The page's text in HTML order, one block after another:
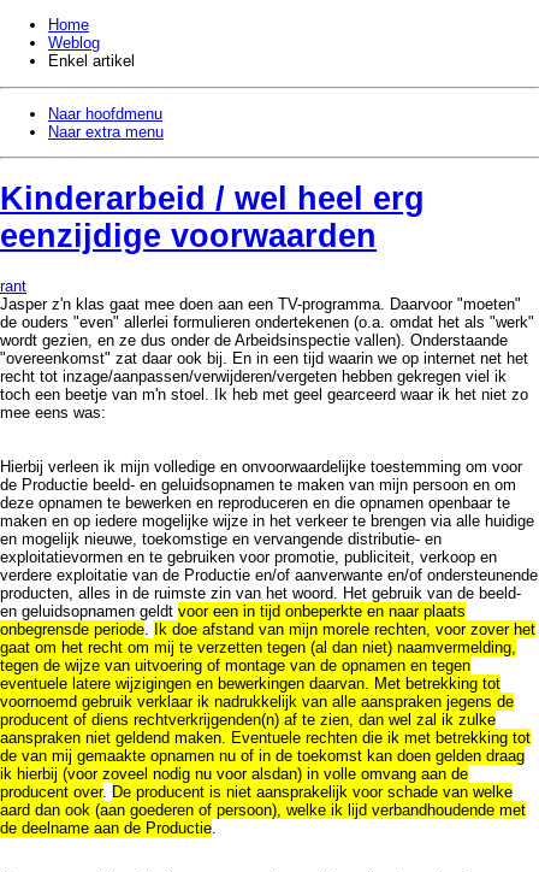
Home
Weblog
Enkel artikel
Naar hoofdmenu
Naar extra menu
Kinderarbeid / wel heel erg
eenzijdige voorwaarden
rant
Jasper z'n klas gaat mee doen aan een TV-programma. Daarvoor "moeten"
de ouders "even" allerlei formulieren ondertekenen (o.a. omdat het als "werk"
wordt gezien, en ze dus onder de Arbeidsinspectie vallen). Onderstaande
"overeenkomst" zat daar ook bij. En in een tijd waarin we op internet net het
recht tot inzage/aanpassen/verwijderen/vergeten hebben gekregen viel ik
toch een beetje van m'n stoel. Ik heb met geel gearceerd waar ik het niet zo
mee eens was:
Hierbij verleen ik mijn volledige en onvoorwaardelijke toestemming om voor
de Productie beeld- en geluidsopnamen te maken van mijn persoon en om
deze opnamen te bewerken en reproduceren en die opnamen openbaar te
maken en op iedere mogelijke wijze in het verkeer te brengen via alle huidige
en mogelijk nieuwe, toekomstige en vervangende distributie- en
exploitatievormen en te gebruiken voor promotie, publiciteit, verkoop en
verdere exploitatie van de Productie en/of aanverwante en/of ondersteunende
producten, alles in de ruimste zin van het woord. Het gebruik van de beeld-
en geluidsopnamen geldt voor een in tijd onbeperkte en naar plaats
onbegrensde periode.
Ik doe afstand van mijn morele rechten, voor zover het
gaat om het recht om mij te verzetten tegen (al dan niet) naamvermelding,
tegen de wijze van uitvoering of montage van de opnamen en tegen
eventuele latere wijzigingen en bewerkingen daarvan. Met betrekking tot
voornoemd gebruik verklaar ik nadrukkelijk van alle aanspraken jegens de
producent of diens rechtverkrijgenden(n) af te zien, dan wel zal ik zulke
aanspraken niet geldend maken. Eventuele rechten die ik met betrekking tot
de van mij gemaakte opnamen nu of in de toekomst kan doen gelden draag
ik hierbij (voor zoveel nodig nu voor alsdan) in volle omvang aan de
producent over. De producent is niet aansprakelijk voor schade van welke
aard dan ook (aan goederen of persoon), welke ik lijd verbandhoudende met
de deelname aan de Productie.